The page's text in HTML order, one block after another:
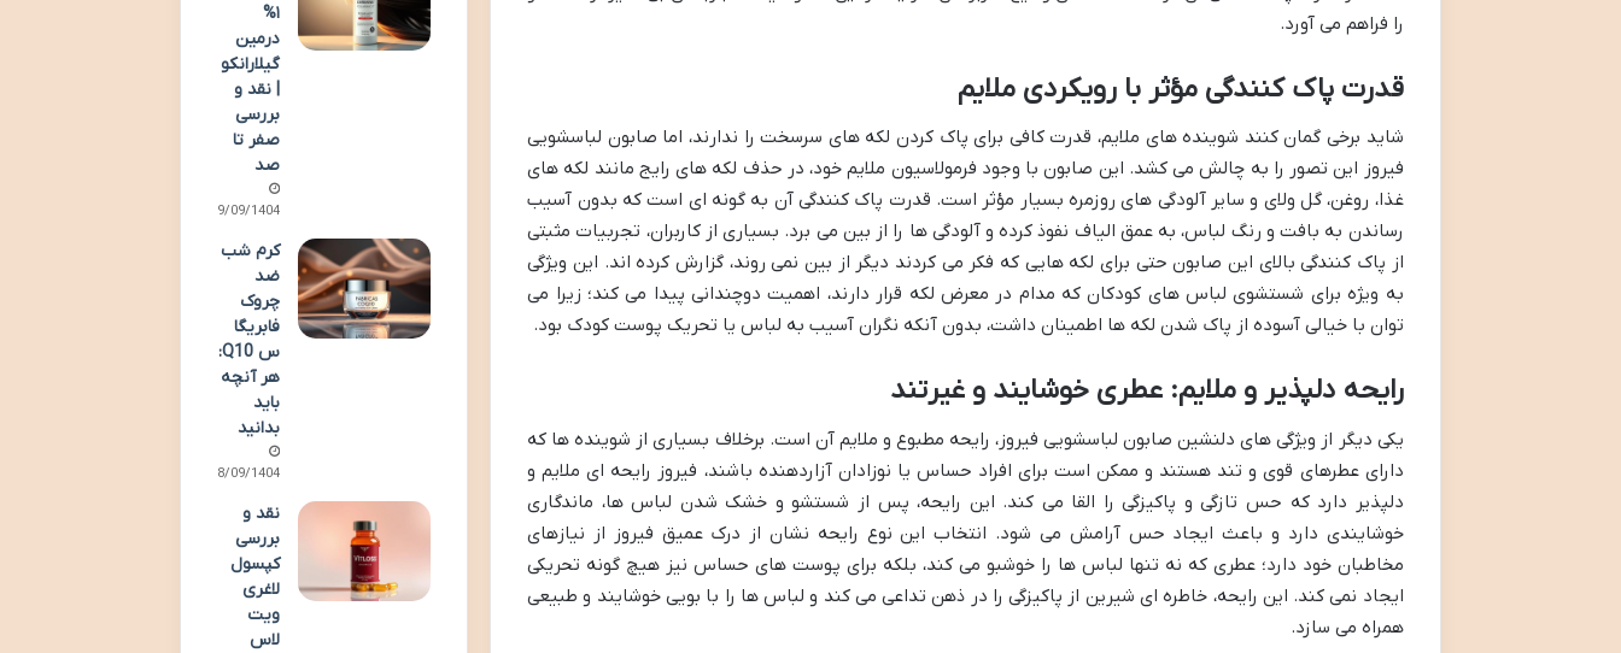
را فراهم می آورد.
قدرت پاک کنندگی مؤثر با رویکردی ملایم
شاید برخی گمان کنند شوینده های ملایم، قدرت کافی برای پاک کردن لکه های سرسخت را ندارند، اما صابون لباسشویی
فیروز این تصور را به چالش می کشد. این صابون با وجود فرمولاسیون ملایم خود، در حذف لکه های رایج مانند لکه های
غذا، روغن، گل ولای و سایر آلودگی های روزمره بسیار مؤثر است. قدرت پاک کنندگی آن به گونه ای است که بدون آسیب
رساندن به بافت و رنگ لباس، به عمق الیاف نفوذ کرده و آلودگی ها را از بین می برد. بسیاری از کاربران، تجربیات مثبتی
از پاک کنندگی بالای این صابون حتی برای لکه هایی که فکر می کردند دیگر از بین نمی روند، گزارش کرده اند. این ویژگی
به ویژه برای شستشوی لباس های کودکان که مدام در معرض لکه قرار دارند، اهمیت دوچندانی پیدا می کند؛ زیرا می
توان با خیالی آسوده از پاک شدن لکه ها اطمینان داشت، بدون آنکه نگران آسیب به لباس یا تحریک پوست کودک بود.
رایحه دلپذیر و ملایم: عطری خوشایند و غیرتند
یکی دیگر از ویژگی های دلنشین صابون لباسشویی فیروز، رایحه مطبوع و ملایم آن است. برخلاف بسیاری از شوینده ها که
دارای عطرهای قوی و تند هستند و ممکن است برای افراد حساس یا نوزادان آزاردهنده باشند، فیروز رایحه ای ملایم و
دلپذیر دارد که حس تازگی و پاکیزگی را القا می کند. این رایحه، پس از شستشو و خشک شدن لباس ها، ماندگاری
خوشایندی دارد و باعث ایجاد حس آرامش می شود. انتخاب این نوع رایحه نشان از درک عمیق فیروز از نیازهای
مخاطبان خود دارد؛ عطری که نه تنها لباس ها را خوشبو می کند، بلکه برای پوست های حساس نیز هیچ گونه تحریکی
ایجاد نمی کند. این رایحه، خاطره ای شیرین از پاکیزگی را در ذهن تداعی می کند و لباس ها را با بویی خوشایند و طبیعی
همراه می سازد.
۱%
درمین
گیلارانکو
| نقد و
بررسی
صفر تا
صد
19/09/1404
کرم شب
ضد
چروک
فابریگا
س Q10:
هر آنچه
باید
بدانید
18/09/1404
نقد و
بررسی
کپسول
لاغری
ویت
لاس